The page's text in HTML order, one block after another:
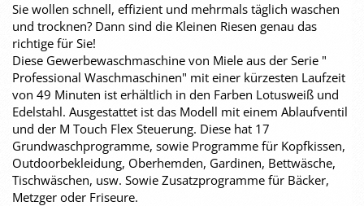
Sie wollen schnell, effizient und mehrmals täglich waschen
und trocknen? Dann sind die Kleinen Riesen genau das
richtige für Sie!
Diese Gewerbewaschmaschine von Miele aus der Serie "
Professional Waschmaschinen" mit einer kürzesten Laufzeit
von 49 Minuten ist erhältlich in den Farben Lotusweiß und
Edelstahl. Ausgestattet ist das Modell mit einem Ablaufventil
und der M Touch Flex Steuerung. Diese hat 17
Grundwaschprogramme, sowie Programme für Kopfkissen,
Outdoorbekleidung, Oberhemden, Gardinen, Bettwäsche,
Tischwäschen, usw. Sowie Zusatzprogramme für Bäcker,
Metzger oder Friseure.